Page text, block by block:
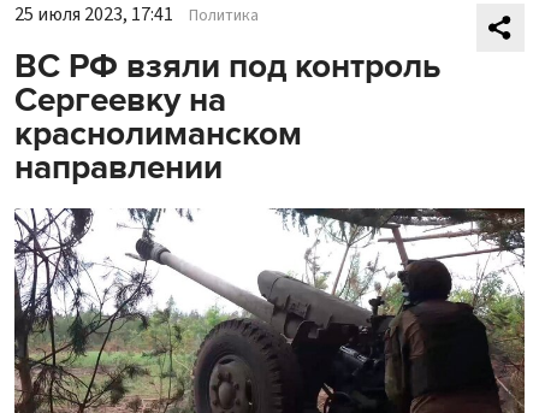
25 июля 2023, 17:41 Политика
ВС РФ взяли под контроль
Сергеевку на
краснолиманском
направлении